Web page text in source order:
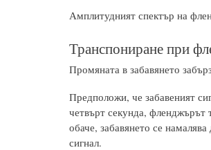
Амплитудният спектър на
Транспониране при
Промяната в забавянето
Предположи, че забавеният
четвърт секунда, фленджърът
обаче, забавянето се
сигнал.